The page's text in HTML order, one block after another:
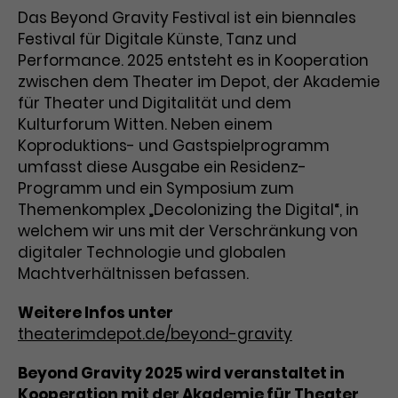
und es wird Zugang zu
geschützten Bereichen gewährt.
Name cookie_optin
Anbieter TYPO3
Laufzeit 1 Monat
Zweck
Enthält die gewählten Tracking-
Optin-Einstellungen.
Laufzeit 2 Jahre
Zweck
Dieses Cookie wird von Google
Analytics installiert. Das Cookie
wird verwendet, um
Besucher*innen-, Sitzungs- und
Kampagnendaten zu berechnen
und die Nutzung der Website für
den Analysebericht der Website zu
verfolgen. Die Cookies speichern
Informationen anonym und weisen
eine zufallsgenerierte Nummer zu,
um Besuche zu erkennen.
Anbieter Google Analytics
Marketing
Diese Gruppe beinhaltet alle Scripte, die es uns
ermöglichen die Leistung unserer
Werbekampagnen zu analysieren und
Conversions zu messen. Außerdem helfen sie
uns dabei Werbeanzeigen und Inhalte besser auf
die Interessen unserer Nutzer abzustimmen.
Name
_gcl_au
Anbieter Google Ads
Laufzeit 3 Monate
Zweck
Wird von Google verwendet, um
die Effizienz von Werbeanzeigen zu
messen und Conversions zu
speichern. Dieses Cookie hilft dabei
nachzuvollziehen, ob Nutzer über
Google-Anzeigen auf unsere
Website gelangt sind.
Cookie-Informationen
Das Beyond Gravity Festival ist ein biennales
Festival für Digitale Künste, Tanz und
Performance. 2025 entsteht es in Kooperation
zwischen dem Theater im Depot, der Akademie
für Theater und Digitalität und dem
Kulturforum Witten. Neben einem
Koproduktions- und Gastspielprogramm
umfasst diese Ausgabe ein Residenz-
Programm und ein Symposium zum
Themenkomplex „Decolonizing the Digital“, in
welchem wir uns mit der Verschränkung von
digitaler Technologie und globalen
Machtverhältnissen befassen.
Weitere Infos unter
theaterimdepot.de/beyond-gravity
Beyond Gravity 2025 wird veranstaltet in